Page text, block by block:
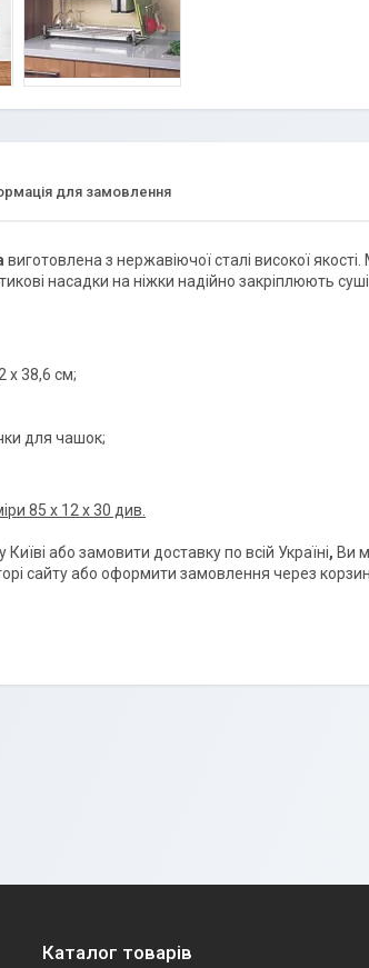
для замовлення
виготовлена з нержавіючої сталі високої
насадки на ніжки надійно закріплюють
х 38,6 см;
для чашок;
85 х 12 х 30 див.
у Київі або замовити доставку по всій Україні, Ви
сайту або оформити замовлення через
Каталог товарів